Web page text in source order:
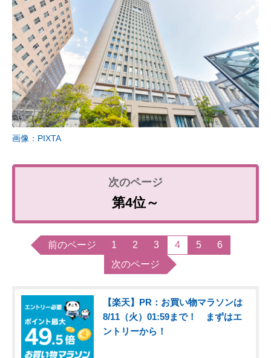
画像：PIXTA
第4位～
前のページ 1 2 3 4 5
6
次のページ
【楽天】PR：お買い物マラソンは
8/11（火）01:59まで！ まずはエ
ントリーから！